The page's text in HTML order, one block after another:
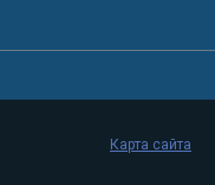
Карта сайта